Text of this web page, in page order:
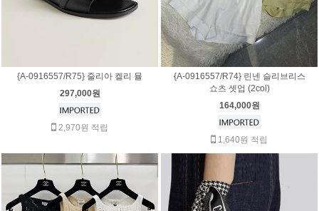
{A-0916557/R75} 줄리아 켈리 뮬
297,000원
2,970원 적립
{A-0916557/R74} 린넨 슬리브리스
쇼츠 셋업 (2col)
164,000원
1,640원 적립